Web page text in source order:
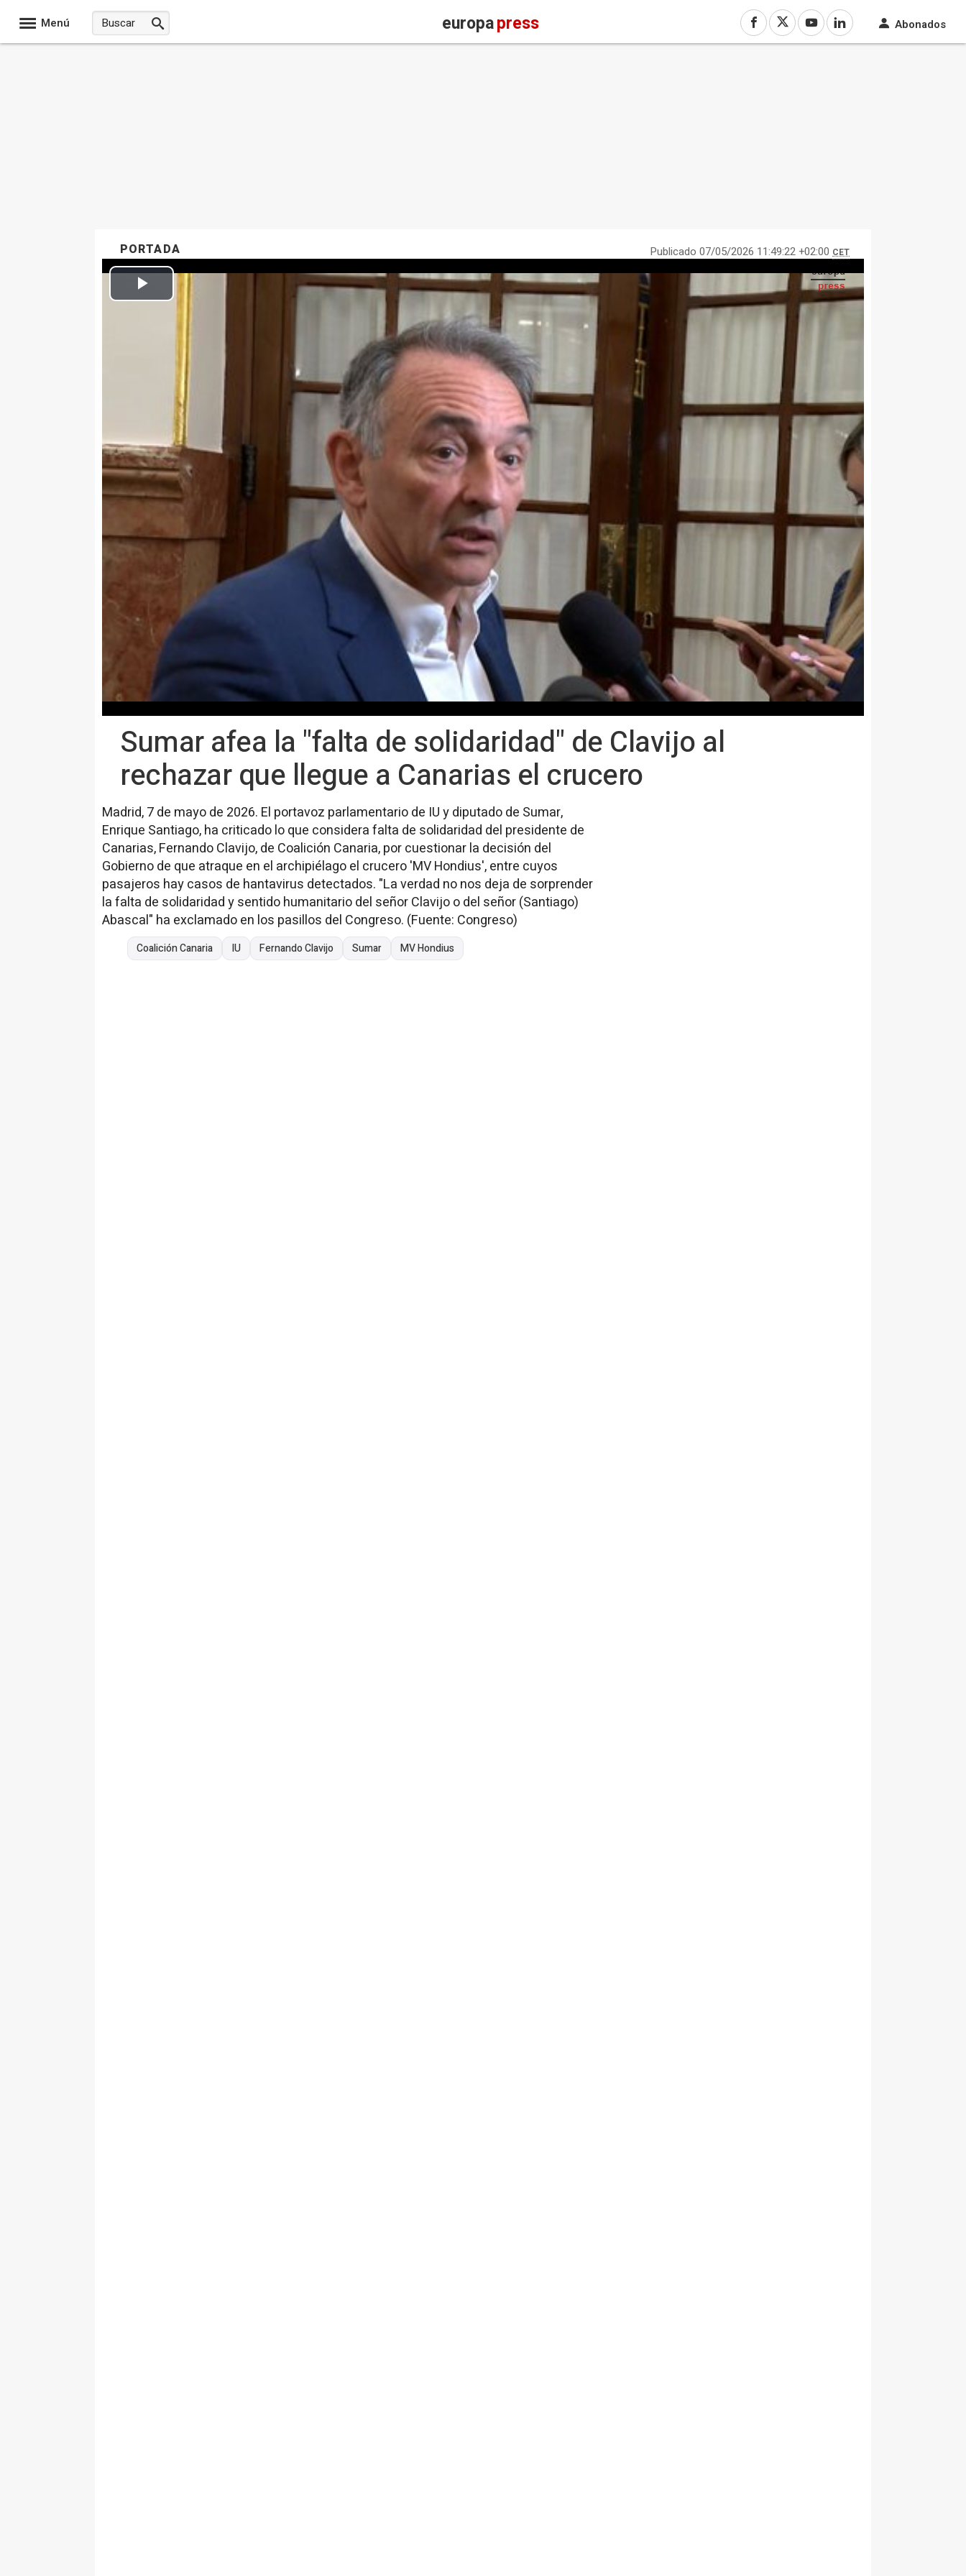
Menú europapress Abonados
PORTADA Publicado 07/05/2026 11:49:22 +02:00 CET
Sumar afea la "falta de solidaridad" de Clavijo al
rechazar que llegue a Canarias el crucero
Madrid, 7 de mayo de 2026. El portavoz parlamentario de IU y diputado de Sumar,
Enrique Santiago, ha criticado lo que considera falta de solidaridad del presidente de
Canarias, Fernando Clavijo, de Coalición Canaria, por cuestionar la decisión del
Gobierno de que atraque en el archipiélago el crucero 'MV Hondius', entre cuyos
pasajeros hay casos de hantavirus detectados. "La verdad no nos deja de sorprender
la falta de solidaridad y sentido humanitario del señor Clavijo o del señor (Santiago)
Abascal" ha exclamado en los pasillos del Congreso. (Fuente: Congreso)
Coalición Canaria IU Fernando Clavijo Sumar MV Hondius